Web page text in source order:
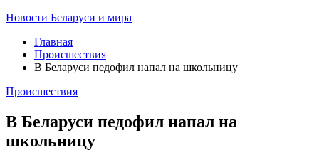
Новости Беларуси и мира
Главная
Происшествия
В Беларуси педофил напал на школьницу
Происшествия
В Беларуси педофил напал на
школьницу